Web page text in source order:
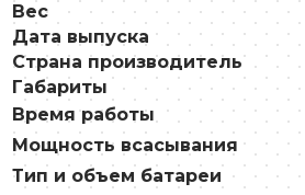
Вес
Дата выпуска
Страна производитель
Габариты
Время работы
Мощность всасывания
Тип и объем батареи